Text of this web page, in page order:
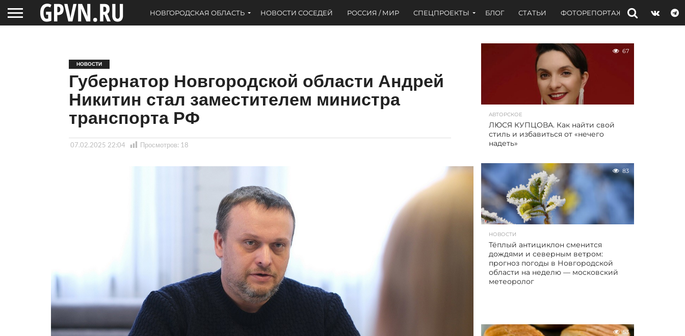
НОВГОРОДСКАЯ ОБЛАСТЬ НОВОСТИ СОСЕДЕЙ РОССИЯ / МИР СПЕЦПРОЕКТЫ БЛОГ СТАТЬИ ФОТОРЕПОРТАЖИ ИНТЕРВЬЮ
НОВОСТИ
Губернатор Новгородской области Андрей
Никитин стал заместителем министра
транспорта РФ
07.02.2025 22:04 Просмотров: 18
67
АВТОРСКОЕ
ЛЮСЯ КУПЦОВА. Как найти свой
стиль и избавиться от «нечего
надеть»
83
НОВОСТИ
Тёплый антициклон сменится
дождями и северным ветром:
прогноз погоды в Новгородской
области на неделю — московский
метеоролог
53